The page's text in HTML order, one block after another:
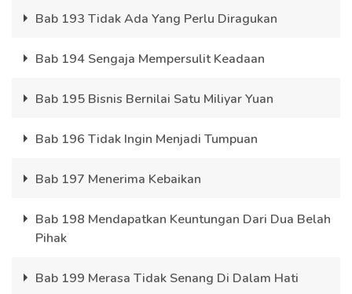
Bab 193 Tidak Ada Yang Perlu Diragukan
Bab 194 Sengaja Mempersulit Keadaan
Bab 195 Bisnis Bernilai Satu Miliyar Yuan
Bab 196 Tidak Ingin Menjadi Tumpuan
Bab 197 Menerima Kebaikan
Bab 198 Mendapatkan Keuntungan Dari Dua Belah
Pihak
Bab 199 Merasa Tidak Senang Di Dalam Hati